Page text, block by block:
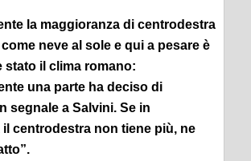
la maggioranza di centrodestra
neve al sole e qui a pesare è
stato il clima romano:
una parte ha deciso di
segnale a Salvini. Se in
il centrodestra non tiene più, ne